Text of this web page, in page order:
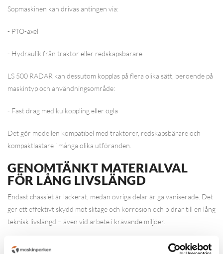
Sopmaskinen kan drivas antingen via:
- PTO-axel
- Hydraulik från traktor eller redskapsbärare
LS 500 RADAR kan dessutom kopplas på flera olika sätt, beroende på
maskintyp och användningsområde:
- Fast drag med kulkoppling eller ögla
Det gör modellen kompatibel med traktorer, redskapsbärare och
kompaktlastare i många olika utföranden.
GENOMTÄNKT MATERIALVAL
FÖR LÅNG LIVSLÄNGD
Endast chassiet är lackerat, medan övriga delar är galvaniserade. Det
ger ett effektivt skydd mot slitage och korrosion och bidrar till en lång
teknisk livslängd – även vid arbete i krävande miljöer.
TEKNISKA DATA – SIRINGE LS 500